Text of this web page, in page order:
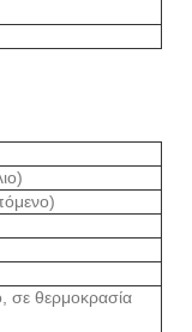
σε θερμοκρασία